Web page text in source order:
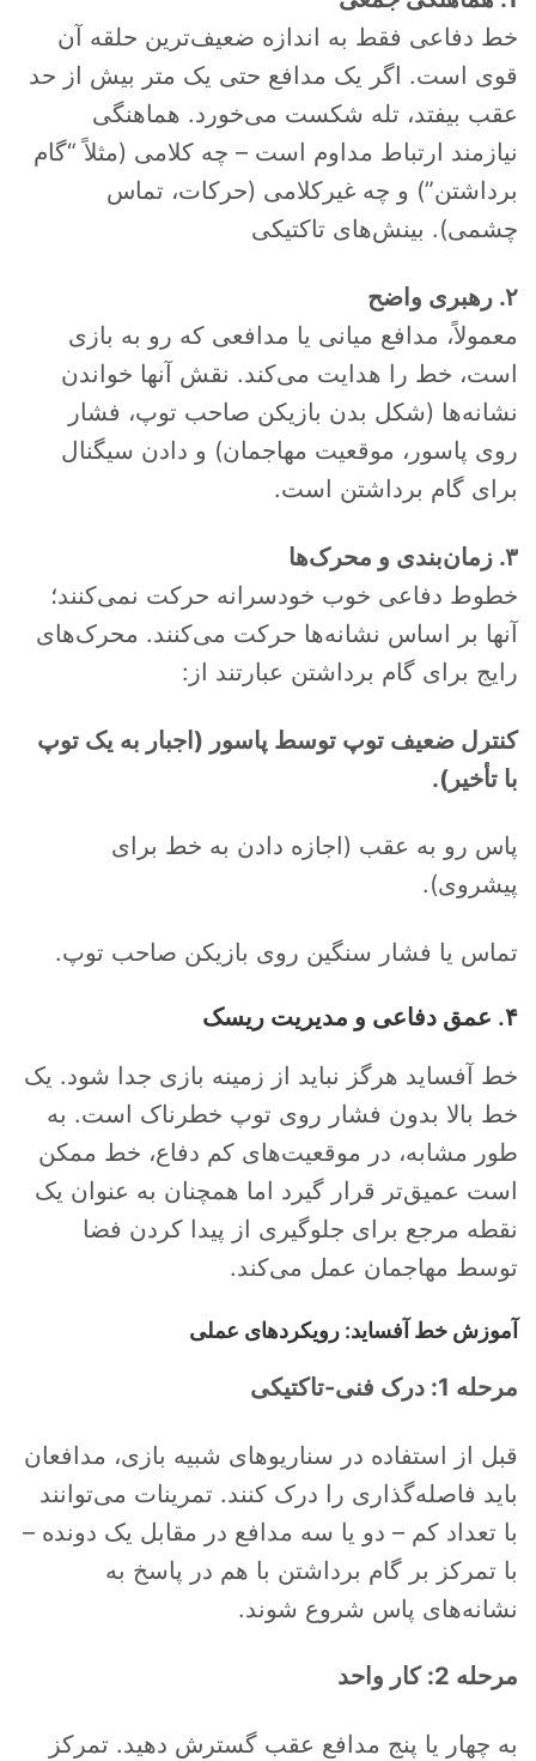
خط دفاعی فقط به اندازه ضعیف‌ترین حلقه آن
قوی است. اگر یک مدافع حتی یک متر بیش از حد
عقب بیفتد، تله شکست می‌خورد. هماهنگی
نیازمند ارتباط مداوم است – چه کلامی (مثلاً “گام
برداشتن”) و چه غیرکلامی (حرکات، تماس
چشمی). بینش‌های تاکتیکی
۲. رهبری واضح
معمولاً، مدافع میانی یا مدافعی که رو به بازی
است، خط را هدایت می‌کند. نقش آنها خواندن
نشانه‌ها (شکل بدن بازیکن صاحب توپ، فشار
روی پاسور، موقعیت مهاجمان) و دادن سیگنال
برای گام برداشتن است.
۳. زمان‌بندی و محرک‌ها
خطوط دفاعی خوب خودسرانه حرکت نمی‌کنند؛
آنها بر اساس نشانه‌ها حرکت می‌کنند. محرک‌های
رایج برای گام برداشتن عبارتند از:
کنترل ضعیف توپ توسط پاسور (اجبار به یک توپ
با تأخیر).
پاس رو به عقب (اجازه دادن به خط برای
پیشروی).
تماس یا فشار سنگین روی بازیکن صاحب توپ.
۴. عمق دفاعی و مدیریت ریسک
خط آفساید هرگز نباید از زمینه بازی جدا شود. یک
خط بالا بدون فشار روی توپ خطرناک است. به
طور مشابه، در موقعیت‌های کم دفاع، خط ممکن
است عمیق‌تر قرار گیرد اما همچنان به عنوان یک
نقطه مرجع برای جلوگیری از پیدا کردن فضا
توسط مهاجمان عمل می‌کند.
آموزش خط آفساید: رویکردهای عملی
مرحله 1: درک فنی-تاکتیکی
قبل از استفاده در سناریوهای شبیه بازی، مدافعان
باید فاصله‌گذاری را درک کنند. تمرینات می‌توانند
با تعداد کم – دو یا سه مدافع در مقابل یک دونده –
با تمرکز بر گام برداشتن با هم در پاسخ به
نشانه‌های پاس شروع شوند.
مرحله 2: کار واحد
به چهار یا پنج مدافع عقب گسترش دهید. تمرکز